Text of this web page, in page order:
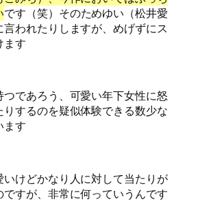
です（笑）そのためゆい（松井愛
われたりしますが、めげずにス
ます
つであろう、可愛い年下女性に怒
りするのを疑似体験できる数少な
ます
けどかなり人に対して当たりが
すが、非常に何っていうんです